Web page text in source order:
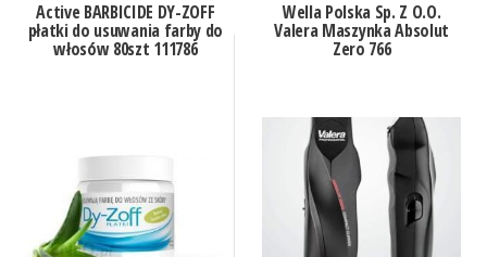
Active BARBICIDE DY-ZOFF
płatki do usuwania farby do
włosów 80szt 111786
Wella Polska Sp. Z O.O.
Valera Maszynka Absolut
Zero 766